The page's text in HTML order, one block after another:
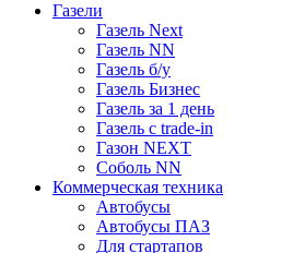
Газели
Газель Next
Газель NN
Газель б/у
Газель Бизнес
Газель за 1 день
Газель с trade-in
Газон NEXT
Соболь NN
Коммерческая техника
Автобусы
Автобусы ПАЗ
Для стартапов